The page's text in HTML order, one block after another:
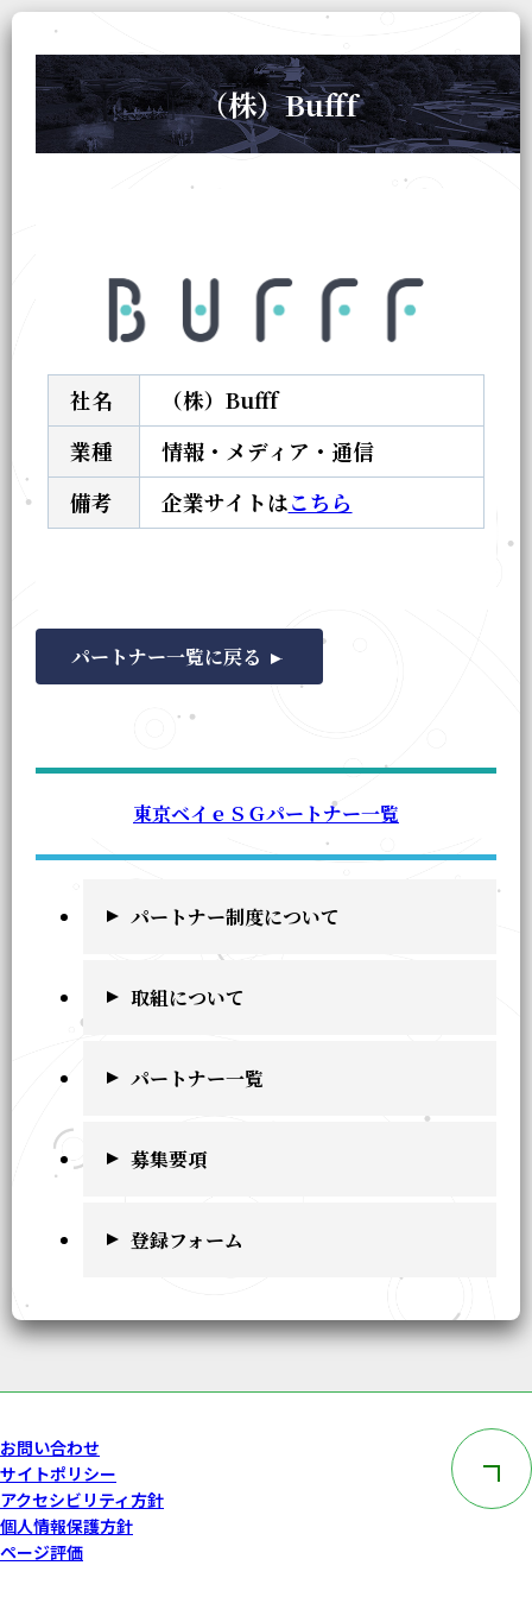
（株）Bufff
東京ベイｅＳＧパートナー一覧
パートナー制度について
取組について
パートナー一覧
募集要項
登録フォーム
社名
（株）Bufff
業種
情報・メディア・通信
備考
企業サイトはこちら
パートナー一覧に戻る
お問い合わせ
サイトポリシー
アクセシビリティ方針
個人情報保護方針
ページ評価
このペー